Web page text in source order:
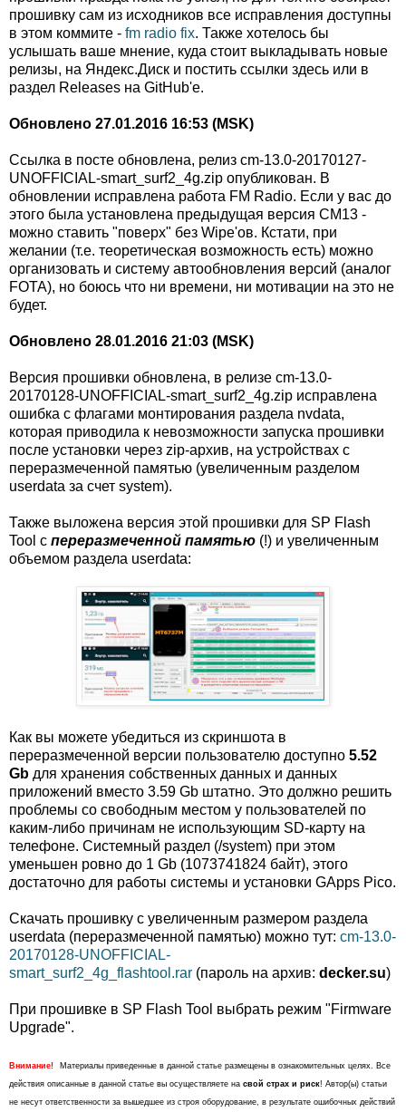
прошивку сам из исходников все исправления доступны
в этом коммите - fm radio fix. Также хотелось бы
услышать ваше мнение, куда стоит выкладывать новые
релизы, на Яндекс.Диск и постить ссылки здесь или в
раздел Releases на GitHub'е.
Обновлено 27.01.2016 16:53 (MSK)
Ссылка в посте обновлена, релиз cm-13.0-20170127-
UNOFFICIAL-smart_surf2_4g.zip опубликован. В
обновлении исправлена работа FM Radio. Если у вас до
этого была установлена предыдущая версия CM13 -
можно ставить "поверх" без Wipe'ов. Кстати, при
желании (т.е. теоретическая возможность есть) можно
организовать и систему автообновления версий (аналог
FOTA), но боюсь что ни времени, ни мотивации на это не
будет.
Обновлено 28.01.2016 21:03 (MSK)
Версия прошивки обновлена, в релизе cm-13.0-
20170128-UNOFFICIAL-smart_surf2_4g.zip исправлена
ошибка с флагами монтирования раздела nvdata,
которая приводила к невозможности запуска прошивки
после установки через zip-архив, на устройствах с
переразмеченной памятью (увеличенным разделом
userdata за счет system).
Также выложена версия этой прошивки для SP Flash
Tool с переразмеченной памятью (!) и увеличенным
объемом раздела userdata:
Как вы можете убедиться из скриншота в
переразмеченной версии пользователю доступно 5.52
Gb для хранения собственных данных и данных
приложений вместо 3.59 Gb штатно. Это должно решить
проблемы со свободным местом у пользователей по
каким-либо причинам не использующим SD-карту на
телефоне. Системный раздел (/system) при этом
уменьшен ровно до 1 Gb (1073741824 байт), этого
достаточно для работы системы и установки GApps Pico.
Скачать прошивку c увеличенным размером раздела
userdata (переразмеченной памятью) можно тут: cm-13.0-
20170128-UNOFFICIAL-
smart_surf2_4g_flashtool.rar (пароль на архив: decker.su)
При прошивке в SP Flash Tool выбрать режим "Firmware
Upgrade".
Внимание!
Материалы приведенные в данной статье размещены в ознакомительных целях. Все
действия описанные в данной статье вы осуществляете на свой страх и риск! Автор(ы) статьи
не несут ответственности за вышедшее из строя оборудование, в результате ошибочных действий